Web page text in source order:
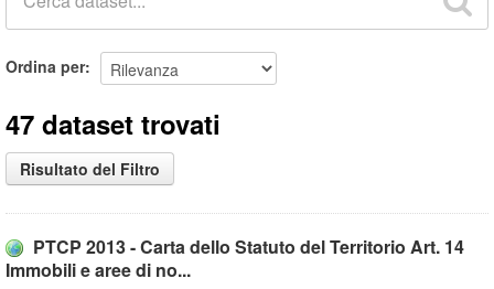
Ordina per
47 dataset trovati
Risultato del Filtro
PTCP 2013 - Carta dello Statuto del Territorio Art. 14
Immobili e aree di no...